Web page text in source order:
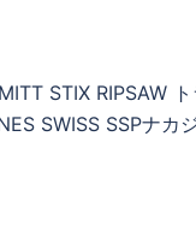
STIX RIPSAW
SWISS SSPナ